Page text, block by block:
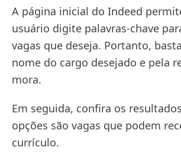
A página inicial do Indeed
usuário digite palavras-chave
vagas que deseja. Portanto,
nome do cargo desejado e pela
mora.
Em seguida, confira os
opções são vagas que podem
currículo.